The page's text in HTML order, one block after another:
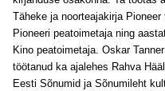
Täheke ja noorteajakirja
Pioneeri peatoimetaja ning
Kino peatoimetaja. Oskar
töötanud ka ajalehes Rahva
Eesti Sõnumid ja Sõnumileht